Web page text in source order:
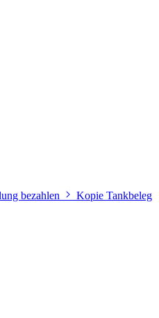
bezahlen
Kopie Tankbeleg